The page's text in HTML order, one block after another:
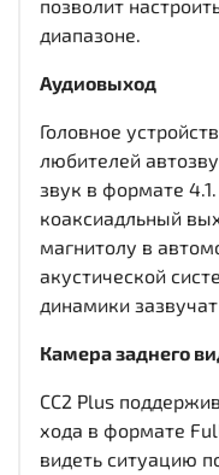
позволит
диапазоне.
Аудиовыход
Головное
любителей
звук в формате
коаксиадльный
магнитолу в
акустической
динамики
Камера заднего
CC2 Plus
хода в формате
видеть ситуацию